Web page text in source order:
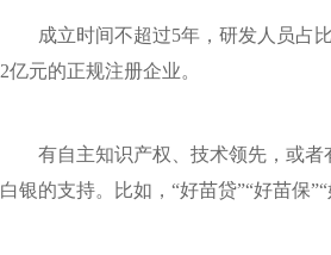
成立时间不超过5年，研发人员占
2亿元的正规注册企业。
有自主知识产权、技术领先，或
白银的支持。比如，“好苗贷”“好苗保”“